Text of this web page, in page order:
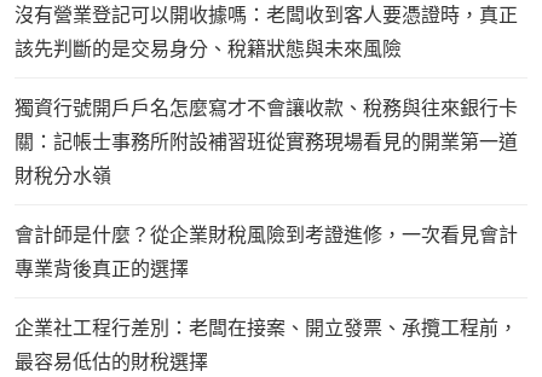
沒有營業登記可以開收據嗎：老闆收到客人要憑證時，真正
該先判斷的是交易身分、稅籍狀態與未來風險
獨資行號開戶戶名怎麼寫才不會讓收款、稅務與往來銀行卡
關：記帳士事務所附設補習班從實務現場看見的開業第一道
財稅分水嶺
會計師是什麼？從企業財稅風險到考證進修，一次看見會計
專業背後真正的選擇
企業社工程行差別：老闆在接案、開立發票、承攬工程前，
最容易低估的財稅選擇